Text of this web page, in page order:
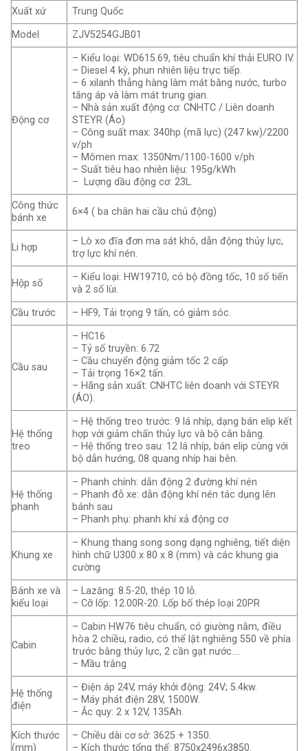
Xuất xứ
Trung Quốc
Model
ZJV5254GJB01
Động cơ
– Kiểu loại: WD615.69, tiêu chuẩn khí thải EURO IV.
– Diesel 4 kỳ, phun nhiên liệu trực tiếp.
– 6 xilanh thẳng hàng làm mát bằng nước, turbo
tăng áp và làm mát trung gian.
– Nhà sản xuất động cơ: CNHTC / Liên doanh
STEYR (Áo)
– Công suất max: 340hp (mã lực) (247 kw)/2200
v/ph
– Mômen max: 1350Nm/1100-1600 v/ph
– Suất tiêu hao nhiên liệu: 195g/kWh
– Lượng dầu động cơ: 23L.
Công thức
bánh xe
6×4 ( ba chân hai cầu chủ động)
Li hợp
– Lò xo đĩa đơn ma sát khô, dẫn động thủy lực,
trợ lực khí nén.
Hộp số
– Kiểu loại: HW19710, có bộ đồng tốc, 10 số tiến
và 2 số lùi.
Cầu trước
– HF9, Tải trọng 9 tấn, có giảm sóc.
Cầu sau
– HC16
– Tỷ số truyền: 6.72
– Cầu chuyển động giảm tốc 2 cấp
– Tải trọng 16×2 tấn.
– Hãng sản xuất: CNHTC liên doanh với STEYR
(ÁO).
Hệ thống
treo
– Hệ thống treo trước: 9 lá nhíp, dạng bán elip kết
hợp với giảm chấn thủy lực và bộ cân bằng.
– Hệ thống treo sau: 12 lá nhíp, bán elip cùng với
bộ dẫn hướng, 08 quang nhíp hai bên.
Hệ thống
phanh
– Phanh chính: dẫn động 2 đường khí nén
– Phanh đỗ xe: dẫn động khí nén tác dụng lên
bánh sau
– Phanh phụ: phanh khí xả động cơ
Khung xe
– Khung thang song song dạng nghiêng, tiết diện
hình chữ U300 x 80 x 8 (mm) và các khung gia
cường
Bánh xe và
kiểu loại
– Lazăng: 8.5-20, thép 10 lỗ.
– Cỡ lốp: 12.00R-20. Lốp bố thép loại 20PR
Cabin
– Cabin HW76 tiêu chuẩn, có giường nằm, điều
hòa 2 chiều, radio, có thể lật nghiêng 550 về phía
trước bằng thủy lực, 2 cần gạt nước….
– Mầu trắng
Hệ thống
điện
– Điện áp 24V, máy khởi động: 24V; 5.4kw.
– Máy phát điện 28V, 1500W.
– Ắc quy: 2 x 12V, 135Ah.
Kích thước
(mm)
– Chiều dài cơ sở: 3625 + 1350.
– Kích thước tổng thể: 8750x2496x3850.